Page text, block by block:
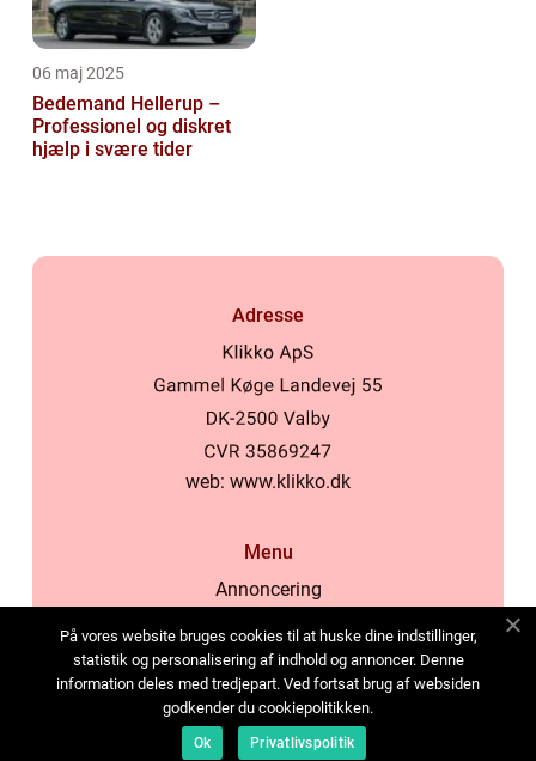
06 maj 2025
Bedemand Hellerup –
Professionel og diskret
hjælp i svære tider
Adresse
web: www.klikko.dk
Menu
Annoncering
Cookies
Kontakt os
Sitemap
På vores website bruges cookies til at huske dine indstillinger,
statistik og personalisering af indhold og annoncer. Denne
information deles med tredjepart. Ved fortsat brug af websiden
godkender du cookiepolitikken.
Ok Privatlivspolitik